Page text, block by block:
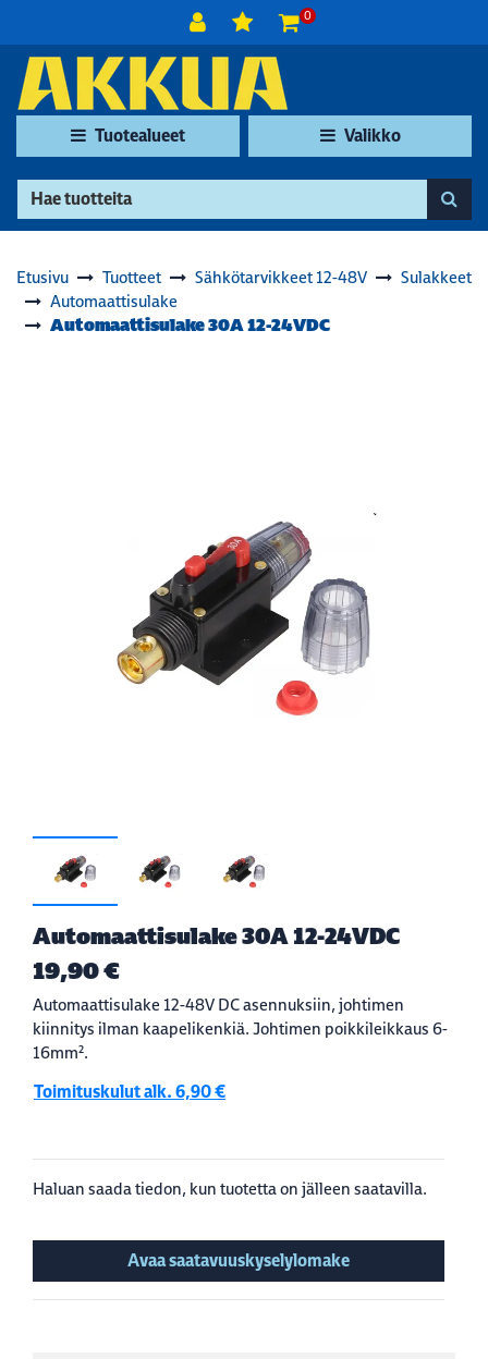
0
Tuotealueet Valikko
Etusivu Tuotteet Sähkötarvikkeet 12-48V
Sulakkeet
Automaattisulake
Automaattisulake 30A 12-24VDC
Automaattisulake 30A 12-24VDC
19,90 €
Automaattisulake 12-48V DC asennuksiin, johtimen
kiinnitys ilman kaapelikenkiä. Johtimen poikkileikkaus 6-
16mm².
Toimituskulut alk. 6,90 €
Haluan saada tiedon, kun tuotetta on jälleen saatavilla.
Avaa saatavuuskyselylomake